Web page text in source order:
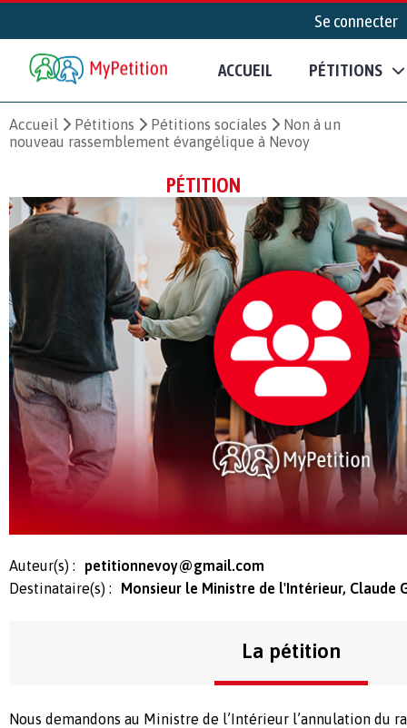
Se connecter
ACCUEIL PÉTITIONS
Accueil Pétitions Pétitions sociales
Non à un
nouveau rassemblement évangélique à Nevoy
PÉTITION
Auteur(s) :
petitionnevoy@gmail.com
Destinataire(s) :
Monsieur le Ministre de l'Intérieur, Claude
La pétition
Nous demandons au Ministre de l’Intérieur l’annulation du